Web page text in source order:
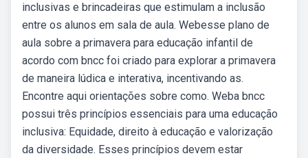
inclusivas e brincadeiras que estimulam a inclusão
entre os alunos em sala de aula. Webesse plano de
aula sobre a primavera para educação infantil de
acordo com bncc foi criado para explorar a primavera
de maneira lúdica e interativa, incentivando as.
Encontre aqui orientações sobre como. Weba bncc
possui três princípios essenciais para uma educação
inclusiva: Equidade, direito à educação e valorização
da diversidade. Esses princípios devem estar